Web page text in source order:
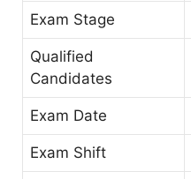
Exam Stage
Qualified
Candidates
Exam Date
Exam Shift